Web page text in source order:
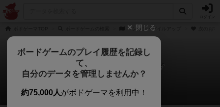
ペンギン・パイルアップ
ペンギン・パイルアップ
次のおすすめボードゲーム
閉じる
ボードゲームのプレイ履歴を記録し
て、
自分のデータを管理しませんか？
約75,000人がボドゲーマを利用中！